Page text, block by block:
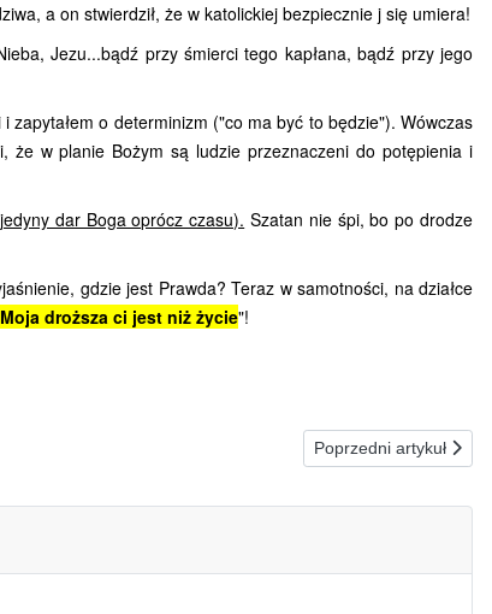
a on stwierdził, że w katolickiej bezpiecznie j się umiera!
Jezu...bądź przy śmierci tego kapłana, bądź przy jego
zapytałem o determinizm ("co ma być to będzie"). Wówczas
że w planie Bożym są ludzie przeznaczeni do potępienia i
dar Boga oprócz czasu). Szatan nie śpi, bo po drodze
gdzie jest Prawda? Teraz w samotności, na działce
droższa ci jest niż życie"!
Następna strona:
Poprzedni artykuł